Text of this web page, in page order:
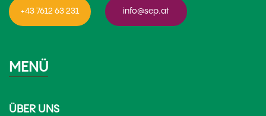
+43 7612 63 231 info@sep.at
MENÜ
ÜBER UNS